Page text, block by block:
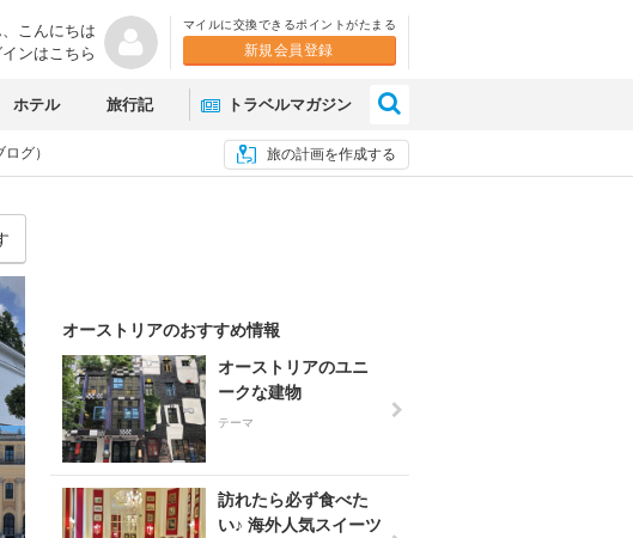
こんにちは
インはこちら
マイルに交換できるポイントがたまる
新規会員登録
ホテル 旅行記 トラベルマガジン
旅の計画を作成する
グ）
オーストリアのおすすめ情報
オーストリアのユニ
ークな建物
テーマ
訪れたら必ず食べた
い♪ 海外人気スイーツ